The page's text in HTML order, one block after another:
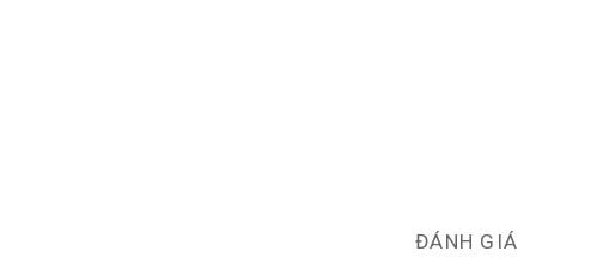
ĐÁNH GIÁ